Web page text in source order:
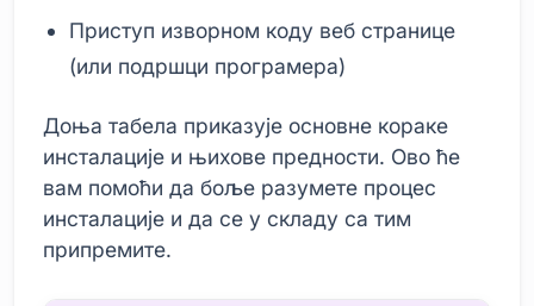
Приступ изворном коду веб странице
(или подршци програмера)
Доња табела приказује основне кораке
инсталације и њихове предности. Ово ће
вам помоћи да боље разумете процес
инсталације и да се у складу са тим
припремите.